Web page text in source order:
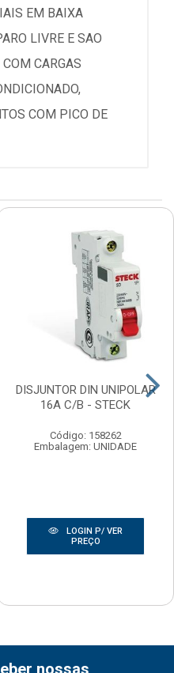
EM BAIXA
LIVRE E SAO
CARGAS
COM PICO DE
DISJUNTOR DIN UNIPOLAR
16A C/B - STECK
Código: 158262
Embalagem: UNIDADE
LOGIN P/ VER
PREÇO